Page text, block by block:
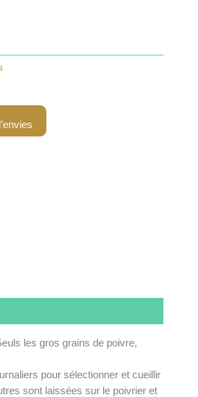
les gros grains de poivre,
pour sélectionner et cueillir
sont laissées sur le poivrier et